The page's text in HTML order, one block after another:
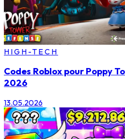
HIGH-TECH
Codes Roblox pour Poppy
2026
13.05.2026